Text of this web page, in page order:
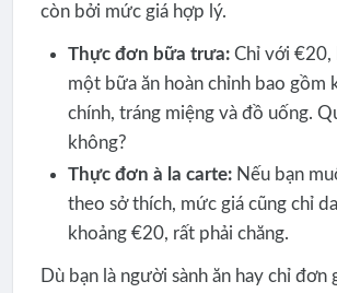
còn bởi mức giá hợp lý.
Thực đơn bữa trưa:Chỉ với €20,
một bữa ăn hoàn chỉnh bao gồm
chính, tráng miệng và đồ uống.
không?
Thực đơn à la carte:Nếu bạn
theo sở thích, mức giá cũng chỉ
khoảng €20, rất phải chăng.
Dù bạn là người sành ăn hay chỉ đơn